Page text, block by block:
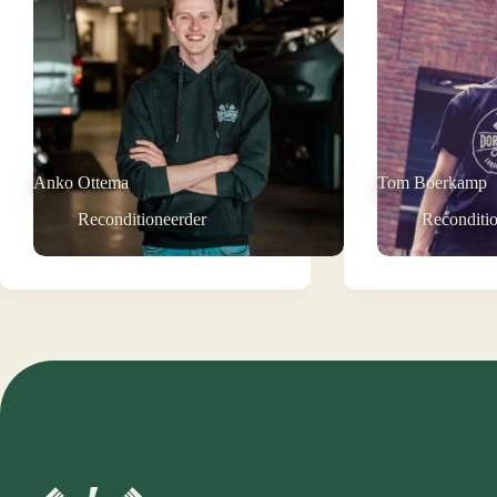
Anko Ottema
Reconditioneerder
Tom Boerkamp